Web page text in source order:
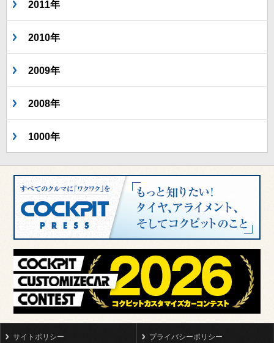
2011年
2010年
2009年
2008年
1000年
サイトポリシー プライバシーポリシー